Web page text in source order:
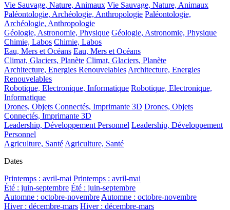
Vie Sauvage, Nature, Animaux Vie Sauvage, Nature, Animaux
Paléontologie, Archéologie, Anthropologie Paléontologie,
Archéologie, Anthropologie
Géologie, Astronomie, Physique Géologie, Astronomie, Physique
Chimie, Labos Chimie, Labos
Eau, Mers et Océans Eau, Mers et Océans
Climat, Glaciers, Planète Climat, Glaciers, Planète
Architecture, Energies RenouvelablesArchitecture, Energies
Renouvelables
Robotique, Electronique, Informatique Robotique, Electronique,
Informatique
Drones, Objets Connectés, Imprimante 3D Drones, Objets
Connectés, Imprimante 3D
Leadership, Développement Personnel Leadership, Développement
Personnel
Agriculture, SantéAgriculture, Santé
Dates
Printemps : avril-mai Printemps : avril-mai
Été : juin-septembre Été : juin-septembre
Automne : octobre-novembreAutomne : octobre-novembre
Hiver : décembre-mars Hiver : décembre-mars